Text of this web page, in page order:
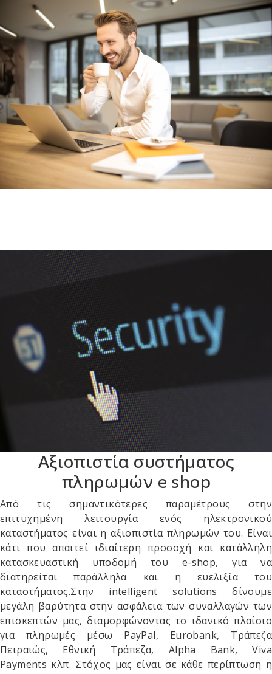
Αξιοπιστία συστήματος
πληρωμών e shop
Από τις σημαντικότερες παραμέτρους στην
επιτυχημένη λειτουργία ενός ηλεκτρονικού
καταστήματος είναι η αξιοπιστία πληρωμών του. Είναι
κάτι που απαιτεί ιδιαίτερη προσοχή και κατάλληλη
κατασκευαστική υποδομή του e-shop, για να
διατηρείται παράλληλα και η ευελιξία του
καταστήματος.Στην intelligent solutions δίνουμε
μεγάλη βαρύτητα στην ασφάλεια των συναλλαγών των
επισκεπτών μας, διαμορφώνοντας το ιδανικό πλαίσιο
για πληρωμές μέσω PayPal, Eurobank, Τράπεζα
Πειραιώς, Εθνική Τράπεζα, Alpha Bank, Viva
Payments κλπ. Στόχος μας είναι σε κάθε περίπτωση η